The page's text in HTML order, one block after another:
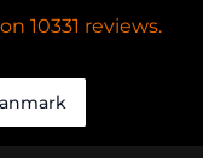
10331 reviews.